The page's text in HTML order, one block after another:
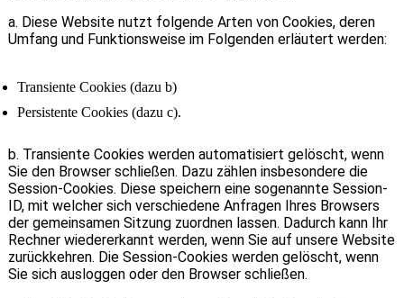
a. Diese Website nutzt folgende Arten von Cookies, deren
Umfang und Funktionsweise im Folgenden erläutert werden:
Transiente Cookies (dazu b)
Persistente Cookies (dazu c).
b. Transiente Cookies werden automatisiert gelöscht, wenn
Sie den Browser schließen. Dazu zählen insbesondere die
Session-Cookies. Diese speichern eine sogenannte Session-
ID, mit welcher sich verschiedene Anfragen Ihres Browsers
der gemeinsamen Sitzung zuordnen lassen. Dadurch kann Ihr
Rechner wiedererkannt werden, wenn Sie auf unsere Website
zurückkehren. Die Session-Cookies werden gelöscht, wenn
Sie sich ausloggen oder den Browser schließen.